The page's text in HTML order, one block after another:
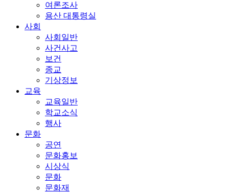
여론조사
용산 대통령실
사회
사회일반
사건사고
보건
종교
기상정보
교육
교육일반
학교소식
행사
문화
공연
문화홍보
시상식
문화
문화재